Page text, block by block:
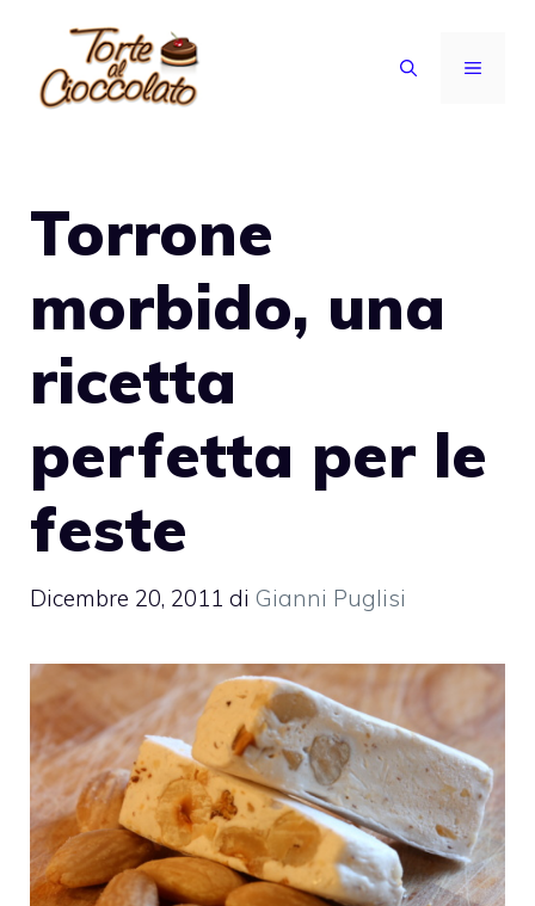
contenuto
MENU
Torrone
morbido, una
ricetta
perfetta per le
feste
Dicembre 20, 2011 di Gianni Puglisi